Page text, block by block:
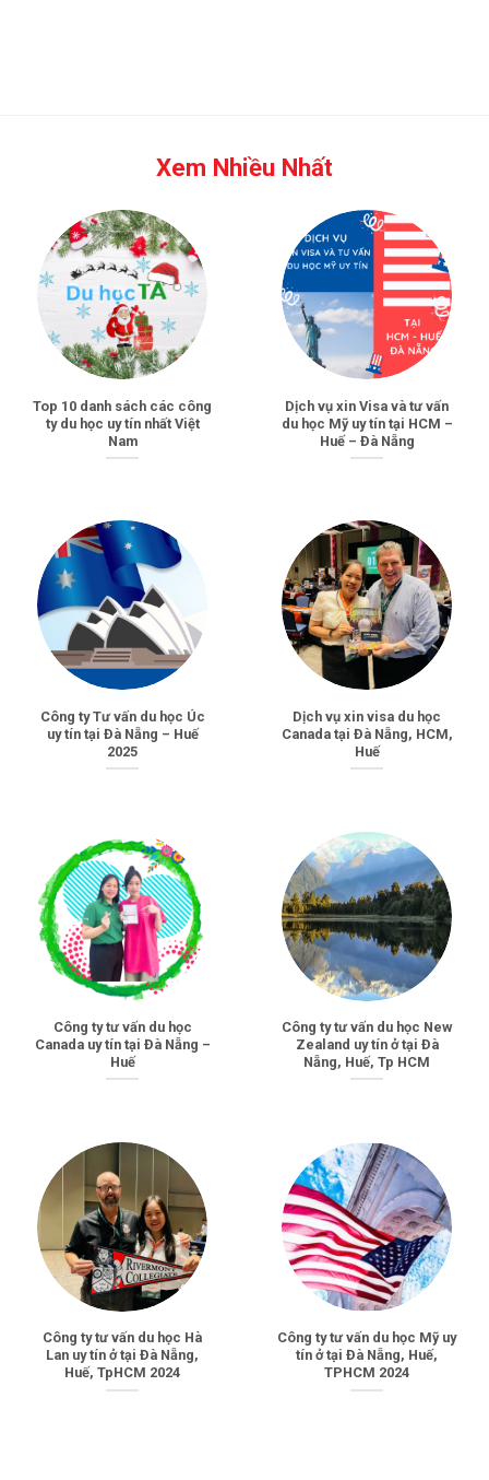
Xem Nhiều Nhất
Top 10 danh sách các công
ty du học uy tín nhất Việt
Nam
Dịch vụ xin Visa và tư vấn
du học Mỹ uy tín tại HCM –
Huế – Đà Nẵng
Công ty Tư vấn du học Úc
uy tín tại Đà Nẵng – Huế
2025
Dịch vụ xin visa du học
Canada tại Đà Nẵng, HCM,
Huế
Công ty tư vấn du học
Canada uy tín tại Đà Nẵng –
Huế
Công ty tư vấn du học New
Zealand uy tín ở tại Đà
Nẵng, Huế, Tp HCM
Công ty tư vấn du học Hà
Lan uy tín ở tại Đà Nẵng,
Huế, TpHCM 2024
Công ty tư vấn du học Mỹ uy
tín ở tại Đà Nẵng, Huế,
TPHCM 2024